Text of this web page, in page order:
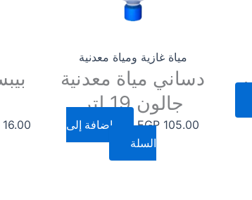
مياة غازية ومياة معدنية
دساني مياة معدنية
جالون 19 لتر
EGP 105.00
إضافة إلى
السلة
16.00